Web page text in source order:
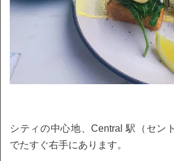
シティの中心地、Central 駅（セン
でたすぐ右手にあります。